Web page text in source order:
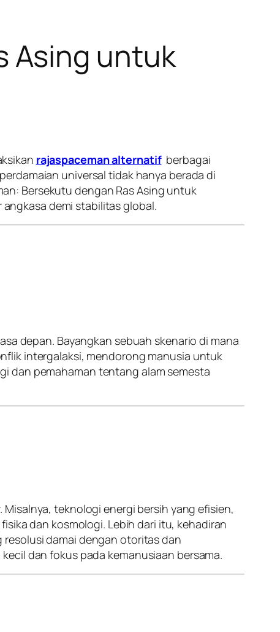
Asing untuk
rajaspaceman alternatifberbagai
universal tidak hanya berada di
Bersekutu dengan Ras Asing untuk
demi stabilitas global.
depan. Bayangkan sebuah skenario di mana
intergalaksi, mendorong manusia untuk
dan pemahaman tentang alam semesta
teknologi energi bersih yang efisien,
dan kosmologi. Lebih dari itu, kehadiran
damai dengan otoritas dan
dan fokus pada kemanusiaan bersama.